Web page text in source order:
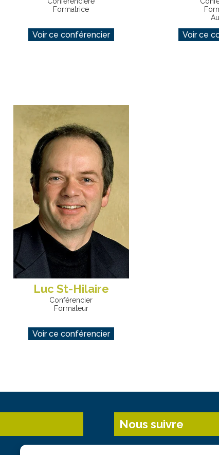
Formatrice
Voir ce conférencier Voir ce
Luc St-Hilaire
Conférencier
Formateur
Voir ce conférencier
Nous suivre